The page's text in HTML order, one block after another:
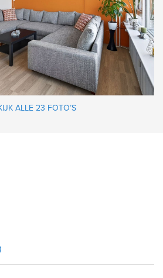
ALLE 23 FOTO’S